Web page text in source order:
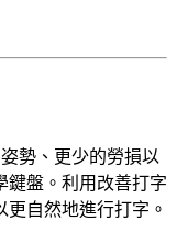
勢、更少的勞損以
鍵盤。利用改善打字
自然地進行打字。